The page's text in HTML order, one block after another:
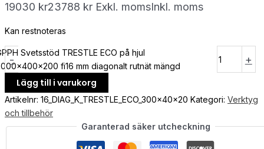
19030 kr23788 kr Exkl. momsInkl. moms
Kan restnoteras
-
Svetsstöd TRESTLE ECO på hjul
fi16 mm diagonalt rutnät mängd
+
Lägg till i varukorg
Artikelnr: 16_DIAG_K_TRESTLE_ECO_300x40x20 Kategori: Verktyg
och tillbehör
Garanterad säker utcheckning